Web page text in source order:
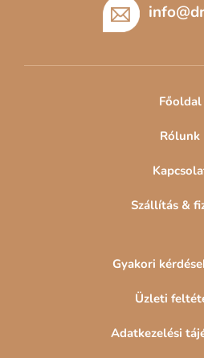
info@
Főoldal
Rólunk
Szállítás &
Gyakori
Üzleti
Adatkezelési